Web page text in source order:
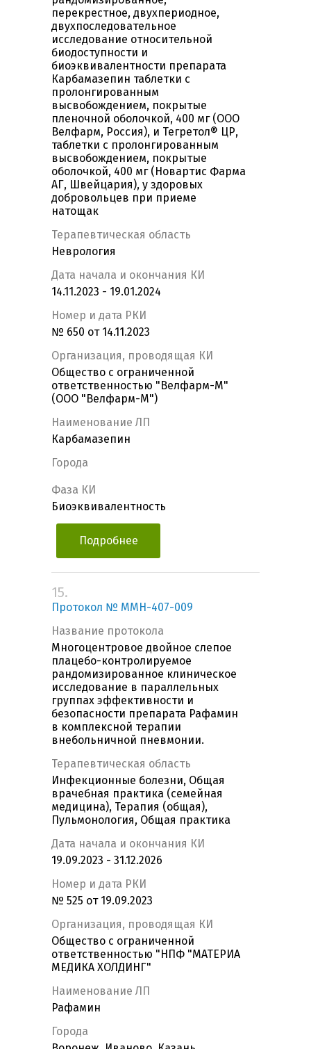
перекрестное, двухпериодное,
двухпоследовательное
исследование относительной
биодоступности и
биоэквивалентности препарата
Карбамазепин таблетки с
пролонгированным
высвобождением, покрытые
пленочной оболочкой, 400 мг (ООО
Велфарм, Россия), и Тегретол® ЦР,
таблетки с пролонгированным
высвобождением, покрытые
оболочкой, 400 мг (Новартис Фарма
АГ, Швейцария), у здоровых
добровольцев при приеме
натощак
Терапевтическая область
Неврология
Дата начала и окончания КИ
14.11.2023 - 19.01.2024
Номер и дата РКИ
№ 650 от 14.11.2023
Организация, проводящая КИ
Общество с ограниченной
ответственностью "Велфарм-М"
(ООО "Велфарм-М")
Наименование ЛП
Карбамазепин
Города
Фаза КИ
Биоэквивалентность
Подробнее
15.
Протокол № MMH-407-009
Название протокола
Многоцентровое двойное слепое
плацебо-контролируемое
рандомизированное клиническое
исследование в параллельных
группах эффективности и
безопасности препарата Рафамин
в комплексной терапии
внебольничной пневмонии.
Терапевтическая область
Инфекционные болезни, Общая
врачебная практика (семейная
медицина), Терапия (общая),
Пульмонология, Общая практика
Дата начала и окончания КИ
19.09.2023 - 31.12.2026
Номер и дата РКИ
№ 525 от 19.09.2023
Организация, проводящая КИ
Общество с ограниченной
ответственностью "НПФ "МАТЕРИА
МЕДИКА ХОЛДИНГ"
Наименование ЛП
Рафамин
Города